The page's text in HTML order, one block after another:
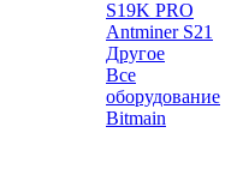
S19K PRO
Antminer S21
Другое
Все
оборудование
Bitmain